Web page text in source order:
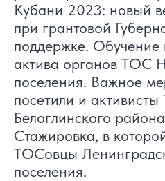
Кубани 2023: новый
при грантовой
поддержке. Обучение
актива органов ТОС
поселения. Важное
посетили и
Белоглинского
Стажировка, в
ТОСовцы
поселения.